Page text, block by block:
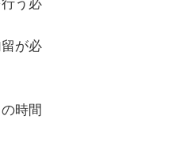
が必
時間